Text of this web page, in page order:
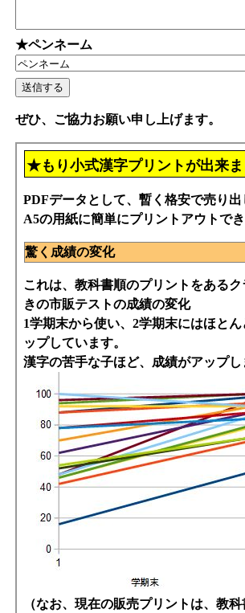
★ペンネーム
ぜひ、ご協力お願い申し上げます。